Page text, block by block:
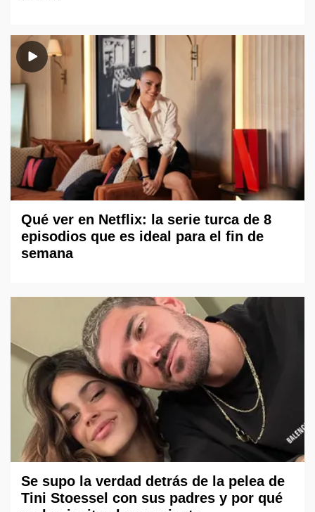
Qué ver en Netflix: la serie turca de 8
episodios que es ideal para el fin de
semana
Se supo la verdad detrás de la pelea de
Tini Stoessel con sus padres y por qué